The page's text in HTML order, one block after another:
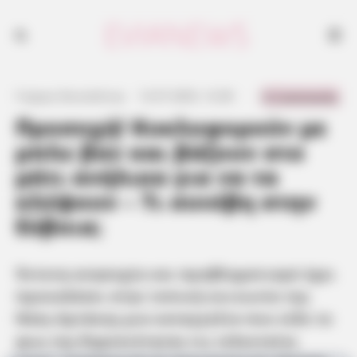
Προσοχή! Κυκλοφορούν με
μπλε βαν και βάζουν στο
μάτι ανήλικα για να τα
κλέψουν – Τι συνέβη στην
Εύβοια;
Έντονη ανησυχία και προβληματισμό έχει
φως της δημοσιότητας τις τελευταίες